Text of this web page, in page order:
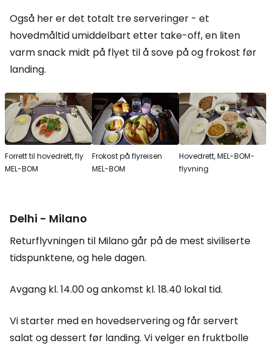
Også her er det totalt tre serveringer - et
hovedmåltid umiddelbart etter take-off, en liten
varm snack midt på flyet til å sove på og frokost før
landing.
Forrett til hovedrett, fly
MEL-BOM
Frokost på flyreisen
MEL-BOM
Hovedrett, MEL-BOM-
flyvning
Delhi - Milano
Returflyvningen til Milano går på de mest siviliserte
tidspunktene, og hele dagen.
Avgang kl. 14.00 og ankomst kl. 18.40 lokal tid.
Vi starter med en hovedservering og får servert
salat og dessert før landing. Vi velger en fruktbolle